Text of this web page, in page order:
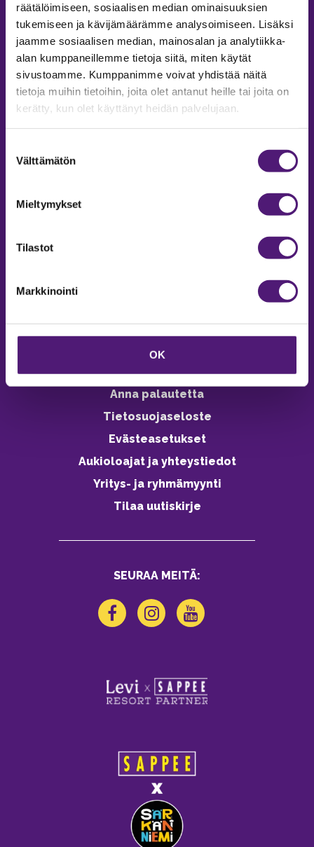
räätälöimiseen, sosiaalisen median ominaisuuksien
tukemiseen ja kävijämäärämme analysoimiseen. Lisäksi
jaamme sosiaalisen median, mainosalan ja analytiikka-
alan kumppaneillemme tietoja siitä, miten käytät
sivustoamme. Kumppanimme voivat yhdistää näitä
tietoja muihin tietoihin, joita olet antanut heille tai joita on
kerätty, kun olet käyttänyt heidän palvelujaan.
valinta
Välttämätön
Mieltymykset
Tilastot
Markkinointi
OK
MAJOITUS
Tiedustelut & Varaukset
Vastuullisuus
Ympäristöohjelma
Avoimet työpaikat
Anna palautetta
Tietosuojaseloste
Evästeasetukset
Aukioloajat ja yhteystiedot
Yritys- ja ryhmämyynti
Tilaa uutiskirje
SEURAA MEITÄ: